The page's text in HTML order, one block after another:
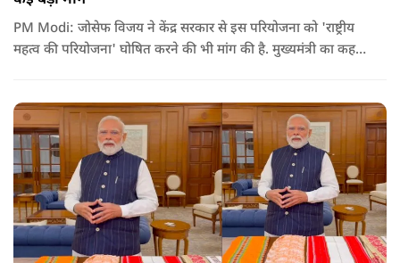
PM Modi: जोसेफ विजय ने केंद्र सरकार से इस परियोजना को 'राष्ट्रीय
महत्व की परियोजना' घोषित करने की भी मांग की है. मुख्यमंत्री का कहना
की समस्या को काफी हद तक कम किया जा सकता है.